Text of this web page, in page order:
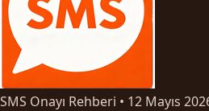
SMS Onayı Rehberi • 12 Mayıs